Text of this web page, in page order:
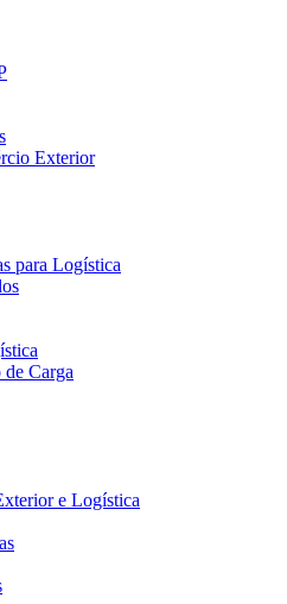
Exterior
para Logística
Carga
e Logística